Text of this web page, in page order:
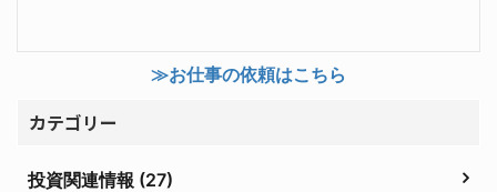
≫お仕事の依頼はこちら
カテゴリー
投資関連情報 (27)